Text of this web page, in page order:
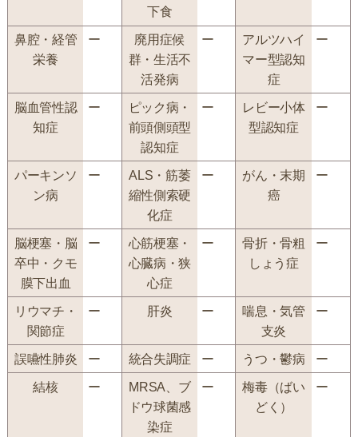
下食
鼻腔・経管
栄養
ー
廃用症候
群・生活不
活発病
ー
アルツハイ
マー型認知
症
ー
脳血管性認
知症
ー
ピック病・
前頭側頭型
認知症
ー
レビー小体
型認知症
ー
パーキンソ
ン病
ー
ALS・筋萎
縮性側索硬
化症
ー
がん・末期
癌
ー
脳梗塞・脳
卒中・クモ
膜下出血
ー
心筋梗塞・
心臓病・狭
心症
ー
骨折・骨粗
しょう症
ー
リウマチ・
関節症
ー 肝炎 ー
喘息・気管
支炎
ー
誤嚥性肺炎 ー 統合失調症 ー うつ・鬱病 ー
結核 ー
MRSA、ブ
ドウ球菌感
染症
ー
梅毒（ばい
どく）
ー